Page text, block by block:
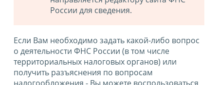
России для сведения.
Если Вам необходимо задать какой-либо вопрос
о деятельности ФНС России (в том числе
территориальных налоговых органов) или
получить разъяснения по вопросам